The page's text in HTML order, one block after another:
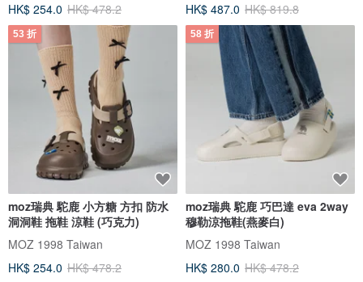
HK$ 254.0 HK$ 478.2
HK$ 487.0 HK$ 819.8
53 折
moz瑞典 駝鹿 小方糖 方扣 防水
洞洞鞋 拖鞋 涼鞋 (巧克力)
MOZ 1998 Taiwan
HK$ 254.0 HK$ 478.2
58 折
moz瑞典 駝鹿 巧巴達 eva 2way
穆勒涼拖鞋(燕麥白)
MOZ 1998 Taiwan
HK$ 280.0 HK$ 478.2